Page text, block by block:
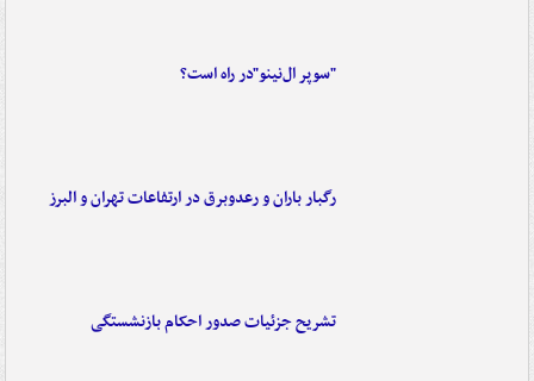
"سوپر ال‌نینو"در راه است؟
رگبار باران و رعدوبرق در ارتفاعات تهران و البرز
تشریح جزئیات صدور احکام بازنشستگی